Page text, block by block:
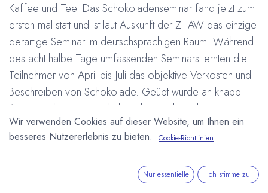
Kaffee und Tee. Das Schokoladenseminar fand jetzt zum
ersten mal statt und ist laut Auskunft der ZHAW das einzige
derartige Seminar im deutschsprachigen Raum. Während
des acht halbe Tage umfassenden Seminars lernten die
Teilnehmer von April bis Juli das objektive Verkosten und
Beschreiben von Schokolade. Geübt wurde an knapp
100 verschiedenen Schokoladen. Neben der
Beschreibung von Farben, Gerüchen und Geschmack
liegt ein Schwerpunkt des Seminars in der
aus der Schokoladenindustrie aber auch Privatpersonen
Wir verwenden Cookies auf dieser Website, um Ihnen ein
besseres Nutzererlebnis zu bieten.
Cookie-Richtlinien
Nur essentielle Ich stimme zu